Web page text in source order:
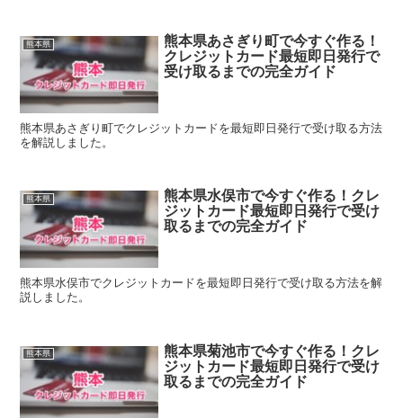
熊本県
熊本県あさぎり町で今すぐ作る！
クレジットカード最短即日発行で
受け取るまでの完全ガイド
熊本県あさぎり町でクレジットカードを最短即日発行で受け取る方法
を解説しました。
熊本県
熊本県水俣市で今すぐ作る！クレ
ジットカード最短即日発行で受け
取るまでの完全ガイド
熊本県水俣市でクレジットカードを最短即日発行で受け取る方法を解
説しました。
熊本県
熊本県菊池市で今すぐ作る！クレ
ジットカード最短即日発行で受け
取るまでの完全ガイド